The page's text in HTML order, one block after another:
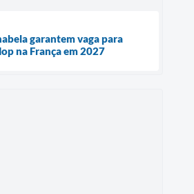
garantem vaga para
na França em 2027